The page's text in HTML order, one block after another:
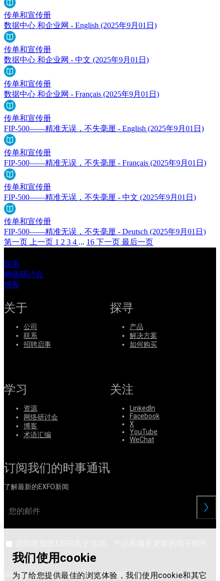
我们使用cookie
为了给您提供最佳的浏览体验，我们使用cookie和其它
传单和宣传册
数据中心 和企业网 - English (2025年9月01日)
传单和宣传册
数据中心 和企业网 - 中文 (2025年9月01日)
传单和宣传册
数据中心 和企业网 - Français (2025年9月01日)
传单和宣传册
FIP-500——精准无误，不失毫厘 - English (2025年9月01日)
传单和宣传册
FIP-500——精准无误，不失毫厘 - Français (2025年9月01日)
传单和宣传册
FIP-500——精准无误，不失毫厘 - 中文 (2025年9月01日)
传单和宣传册
FIP-500——精准无误，不失毫厘 - Deutsch (2025年9月01日)
第一页
上一页 1 2 3 4 ... 16 下一页 最后一页
联系
网络研讨会
博客
关于
公司
联系
招聘启事
探寻
产品
解决方案
如何购买
学习
资源
网络研讨会
博客
术语汇编
关注
LinkedIn
Facebook
X
YouTube
WeChat
订阅我们的时事通讯
了解最新的EXFO新闻
如果您提供自己的个人资料，则表示您确认自己了解EXFO的 用户隐私声明。